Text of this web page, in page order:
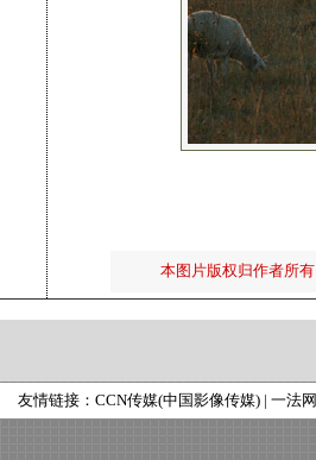
本图片版权归作者所
友情链接： CCN传媒(中国影像传媒) | 一法网